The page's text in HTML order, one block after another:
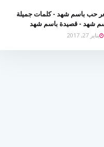
حب باسم شهد - كلمات جميلة
شهد - قصيدة باسم شهد
يناير 27, 2017